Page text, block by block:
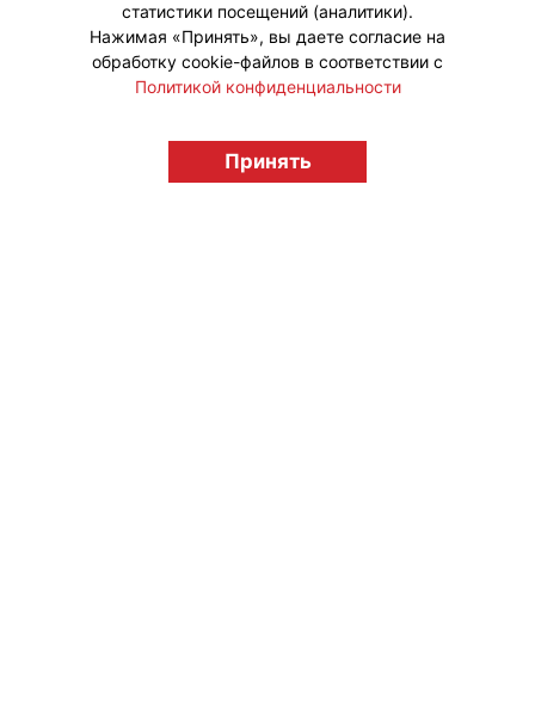
licensingrussia.ru, 2009-2026 12+
статистики посещений (аналитики).
Нажимая «Принять», вы даете согласие на
обработку cookie-файлов в соответствии с
Политикой конфиденциальности
Принять